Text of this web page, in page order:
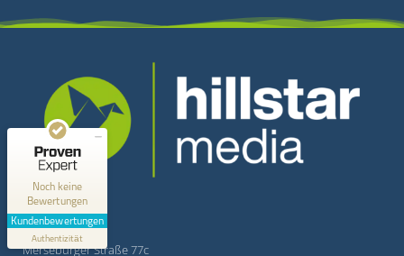
Kontakt
Hillstar Media
Merseburger Straße 77c
Noch keine
Bewertungen
Kundenbewertungen
Authentizität
Kundenbewertungen und Erfahrungen zu
Hillstar Media
MANGELHAFT
0,00 / 5,00
Erfahren Sie mehr über dieses Bewertungssiegel
Profil ansehen